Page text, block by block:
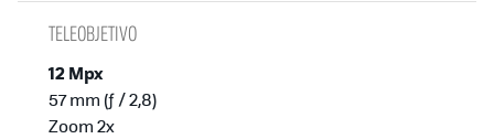
TELEOBJETIVO
12 Mpx
57 mm (ƒ / 2,8)
Zoom 2x